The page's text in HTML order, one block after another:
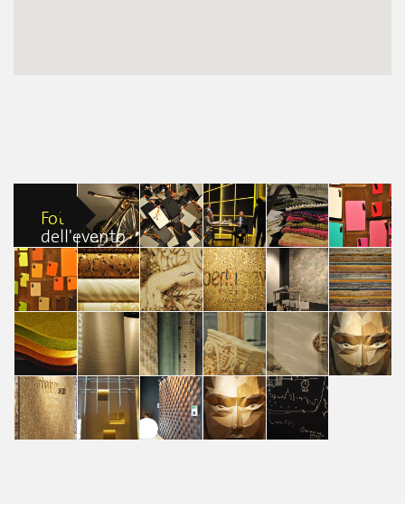
Foto
dell'evento
space&interiors
erica clerici
space&interiors
erica clerici
space&interiors
erica clerici
space&interiors
erica clerici
erica clerici
space&interiors
erica clerici
space&interiors
erica clerici
space&interiors
erica clerici
space&interiors
erica clerici
space&interiors
erica clerici
erica clerici
space&interiors
erica clerici
space&interiors
erica clerici
space&interiors
erica clerici
space&interiors
erica clerici
space&interiors
erica clerici